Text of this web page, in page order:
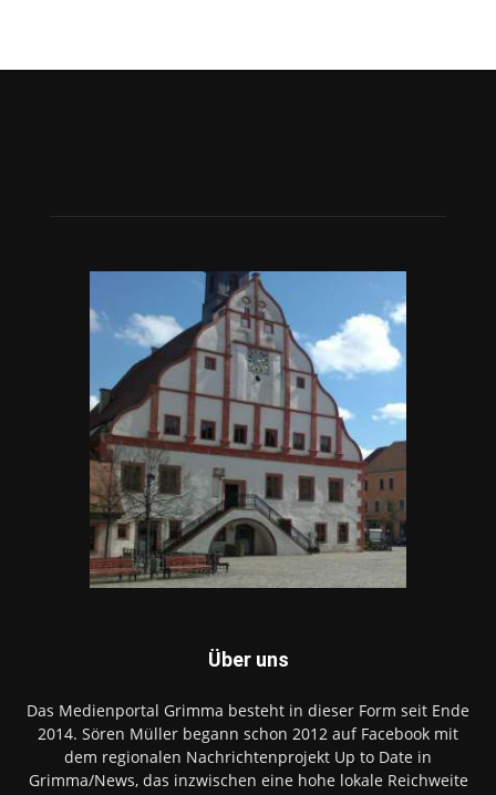
Über uns
Das Medienportal Grimma besteht in dieser Form seit Ende
2014. Sören Müller begann schon 2012 auf Facebook mit
dem regionalen Nachrichtenprojekt Up to Date in
Grimma/News, das inzwischen eine hohe lokale Reichweite